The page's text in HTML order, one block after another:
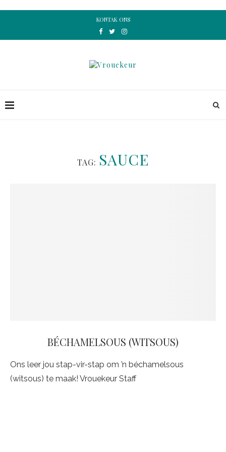
KONTAK ONS
TAG: SAUCE
BÉCHAMELSOUS (WITSOUS)
Ons leer jou stap-vir-stap om ’n béchamelsous
(witsous) te maak! Vrouekeur Staff